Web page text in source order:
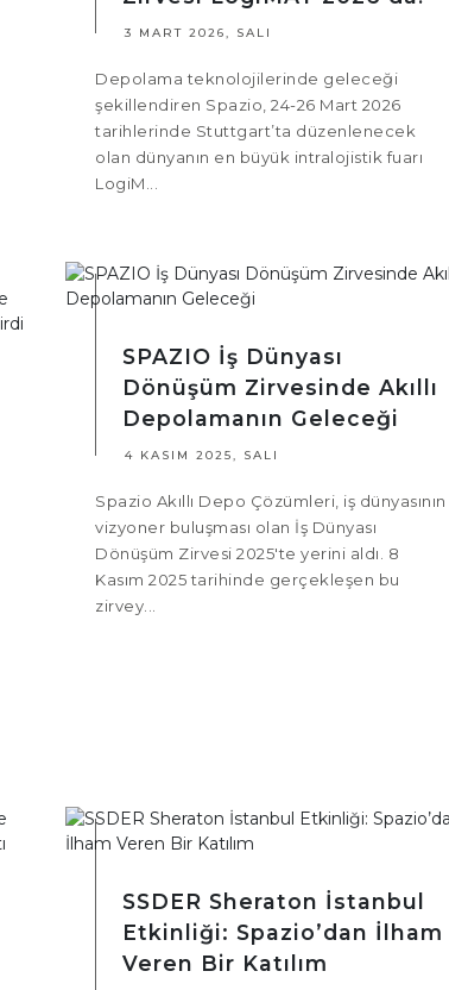
3 MART 2026, SALI
Depolama teknolojilerinde geleceği
şekillendiren Spazio, 24-26 Mart 2026
tarihlerinde Stuttgart’ta düzenlenecek
olan dünyanın en büyük intralojistik fuarı
LogiM...
SPAZIO İş Dünyası
Dönüşüm Zirvesinde Akıllı
Depolamanın Geleceği
4 KASIM 2025, SALI
Spazio Akıllı Depo Çözümleri, iş dünyasının
vizyoner buluşması olan İş Dünyası
Dönüşüm Zirvesi 2025'te yerini aldı. 8
Kasım 2025 tarihinde gerçekleşen bu
zirvey...
SSDER Sheraton İstanbul
Etkinliği: Spazio’dan İlham
Veren Bir Katılım